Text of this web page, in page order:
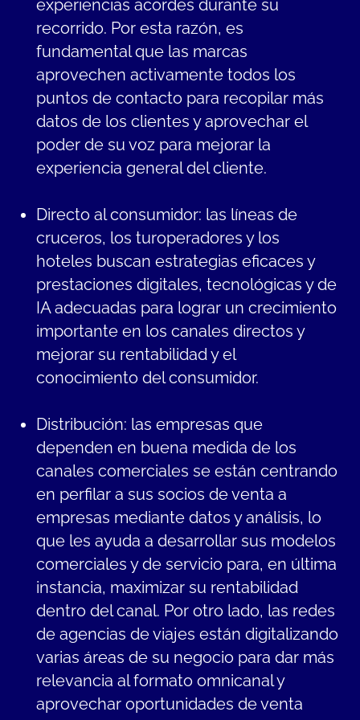
experiencias acordes durante su
recorrido. Por esta razón, es
fundamental que las marcas
aprovechen activamente todos los
puntos de contacto para recopilar más
datos de los clientes y aprovechar el
poder de su voz para mejorar la
experiencia general del cliente.
Directo al consumidor: las líneas de
cruceros, los turoperadores y los
hoteles buscan estrategias eficaces y
prestaciones digitales, tecnológicas y de
IA adecuadas para lograr un crecimiento
importante en los canales directos y
mejorar su rentabilidad y el
conocimiento del consumidor.
Distribución: las empresas que
dependen en buena medida de los
canales comerciales se están centrando
en perfilar a sus socios de venta a
empresas mediante datos y análisis, lo
que les ayuda a desarrollar sus modelos
comerciales y de servicio para, en última
instancia, maximizar su rentabilidad
dentro del canal. Por otro lado, las redes
de agencias de viajes están digitalizando
varias áreas de su negocio para dar más
relevancia al formato omnicanal y
aprovechar oportunidades de venta